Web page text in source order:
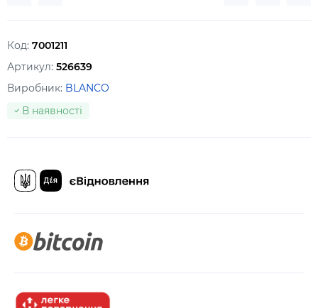
Код: 7001211
Артикул: 526639
Виробник: BLANCO
В наявності